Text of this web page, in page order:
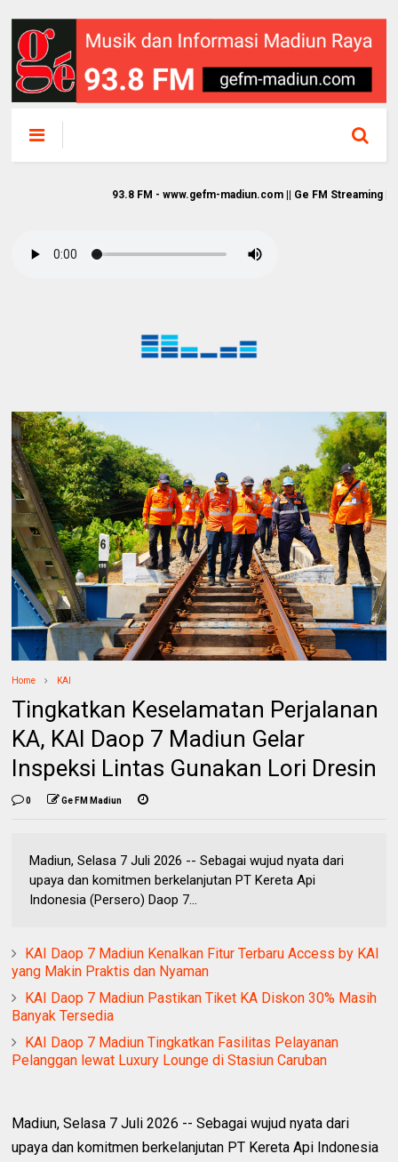
93.8 FM - www.gefm-madiun.com || Ge FM Streaming || Musik
Home KAI
Tingkatkan Keselamatan Perjalanan
KA, KAI Daop 7 Madiun Gelar
Inspeksi Lintas Gunakan Lori Dresin
0 Ge FM Madiun
Madiun, Selasa 7 Juli 2026 -- Sebagai wujud nyata dari
upaya dan komitmen berkelanjutan PT Kereta Api
Indonesia (Persero) Daop 7...
KAI Daop 7 Madiun Kenalkan Fitur Terbaru Access by KAI
yang Makin Praktis dan Nyaman
KAI Daop 7 Madiun Pastikan Tiket KA Diskon 30% Masih
Banyak Tersedia
KAI Daop 7 Madiun Tingkatkan Fasilitas Pelayanan
Pelanggan lewat Luxury Lounge di Stasiun Caruban
Madiun, Selasa 7 Juli 2026 -- Sebagai wujud nyata dari
upaya dan komitmen berkelanjutan PT Kereta Api Indonesia